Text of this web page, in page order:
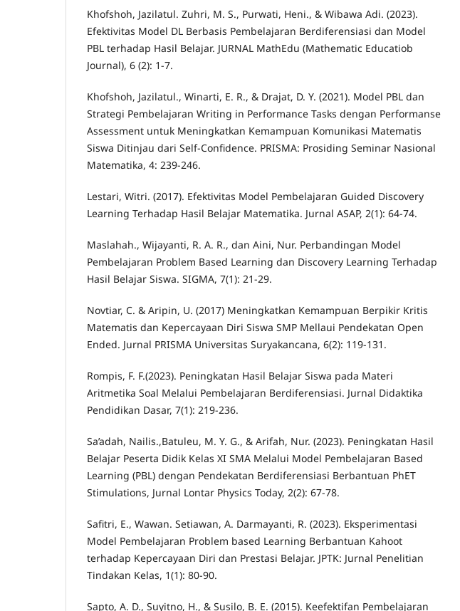
Khofshoh, Jazilatul. Zuhri, M. S., Purwati, Heni., & Wibawa Adi. (2023).
Efektivitas Model DL Berbasis Pembelajaran Berdiferensiasi dan Model
PBL terhadap Hasil Belajar. JURNAL MathEdu (Mathematic Educatiob
Journal), 6 (2): 1-7.
Khofshoh, Jazilatul., Winarti, E. R., & Drajat, D. Y. (2021). Model PBL dan
Strategi Pembelajaran Writing in Performance Tasks dengan Performanse
Assessment untuk Meningkatkan Kemampuan Komunikasi Matematis
Siswa Ditinjau dari Self-Confidence. PRISMA: Prosiding Seminar Nasional
Matematika, 4: 239-246.
Lestari, Witri. (2017). Efektivitas Model Pembelajaran Guided Discovery
Learning Terhadap Hasil Belajar Matematika. Jurnal ASAP, 2(1): 64-74.
Maslahah., Wijayanti, R. A. R., dan Aini, Nur. Perbandingan Model
Pembelajaran Problem Based Learning dan Discovery Learning Terhadap
Hasil Belajar Siswa. SIGMA, 7(1): 21-29.
Novtiar, C. & Aripin, U. (2017) Meningkatkan Kemampuan Berpikir Kritis
Matematis dan Kepercayaan Diri Siswa SMP Mellaui Pendekatan Open
Ended. Jurnal PRISMA Universitas Suryakancana, 6(2): 119-131.
Rompis, F. F.(2023). Peningkatan Hasil Belajar Siswa pada Materi
Aritmetika Soal Melalui Pembelajaran Berdiferensiasi. Jurnal Didaktika
Pendidikan Dasar, 7(1): 219-236.
Sa’adah, Nailis.,Batuleu, M. Y. G., & Arifah, Nur. (2023). Peningkatan Hasil
Belajar Peserta Didik Kelas XI SMA Melalui Model Pembelajaran Based
Learning (PBL) dengan Pendekatan Berdiferensiasi Berbantuan PhET
Stimulations, Jurnal Lontar Physics Today, 2(2): 67-78.
Safitri, E., Wawan. Setiawan, A. Darmayanti, R. (2023). Eksperimentasi
Model Pembelajaran Problem based Learning Berbantuan Kahoot
terhadap Kepercayaan Diri dan Prestasi Belajar. JPTK: Jurnal Penelitian
Tindakan Kelas, 1(1): 80-90.
Sapto, A. D., Suyitno, H., & Susilo, B. E. (2015). Keefektifan Pembelajaran